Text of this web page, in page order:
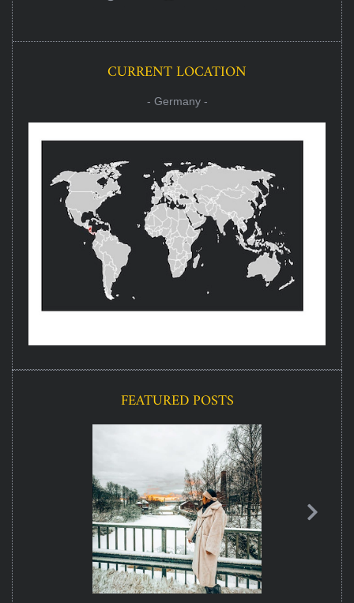
CURRENT LOCATION
- Germany -
FEATURED POSTS